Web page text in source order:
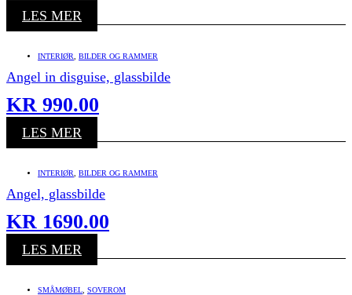
LES MER
INTERIØR BILDER OG RAMMER
Angel in disguise, glassbilde
KR 990.00
LES MER
INTERIØR BILDER OG RAMMER
Angel, glassbilde
KR 1690.00
LES MER
SMÅMØBEL SOVEROM